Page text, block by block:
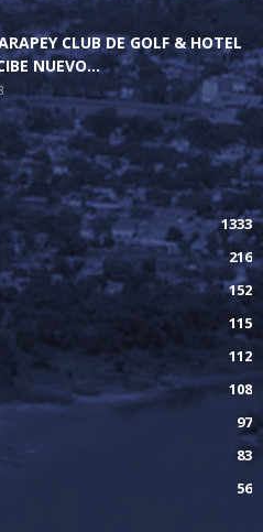
CLUB DE GOLF & HOTEL
NUEVO...
1333
216
152
115
112
108
97
83
56